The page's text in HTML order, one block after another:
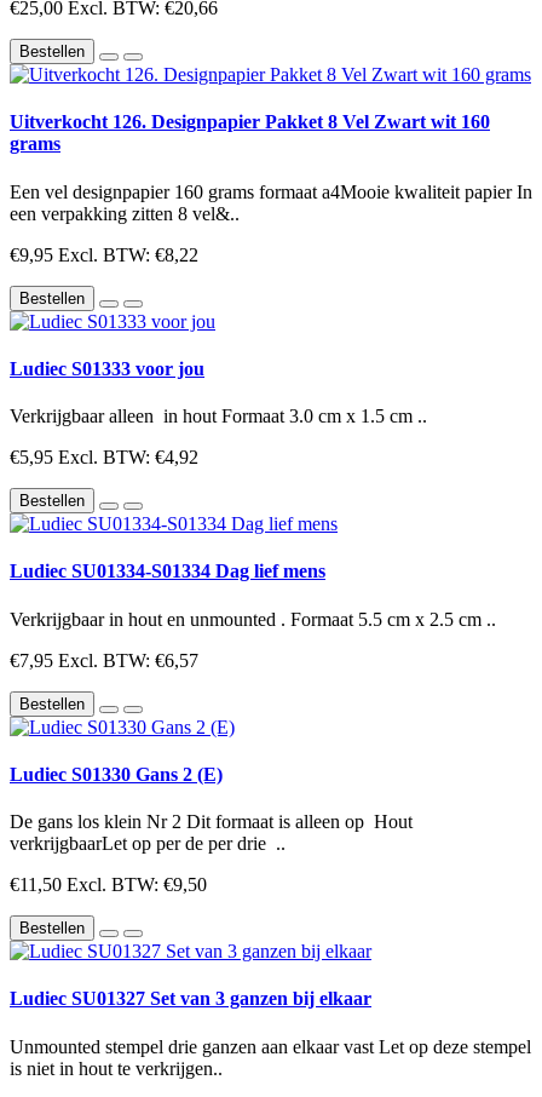
€25,00 Excl. BTW: €20,66
Bestellen
Uitverkocht 126. Designpapier Pakket 8 Vel Zwart wit 160
grams
Een vel designpapier 160 grams formaat a4Mooie kwaliteit papier In
een verpakking zitten 8 vel&..
€9,95 Excl. BTW: €8,22
Bestellen
Ludiec S01333 voor jou
Verkrijgbaar alleen in hout Formaat 3.0 cm x 1.5 cm ..
€5,95 Excl. BTW: €4,92
Bestellen
Ludiec SU01334-S01334 Dag lief mens
Verkrijgbaar in hout en unmounted . Formaat 5.5 cm x 2.5 cm ..
€7,95 Excl. BTW: €6,57
Bestellen
Ludiec S01330 Gans 2 (E)
De gans los klein Nr 2 Dit formaat is alleen op Hout
verkrijgbaarLet op per de per drie ..
€11,50 Excl. BTW: €9,50
Bestellen
Ludiec SU01327 Set van 3 ganzen bij elkaar
Unmounted stempel drie ganzen aan elkaar vast Let op deze stempel
is niet in hout te verkrijgen..